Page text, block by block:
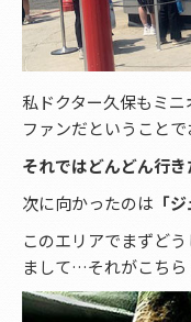
私ドクター久保もミ
ファンだということ
それではどんどん行き
次に向かったのは 「
このエリアでまずど
まして…それがこちら